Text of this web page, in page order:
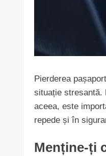
Pierderea
situație stresantă.
aceea, este
repede și în
Menține-ți